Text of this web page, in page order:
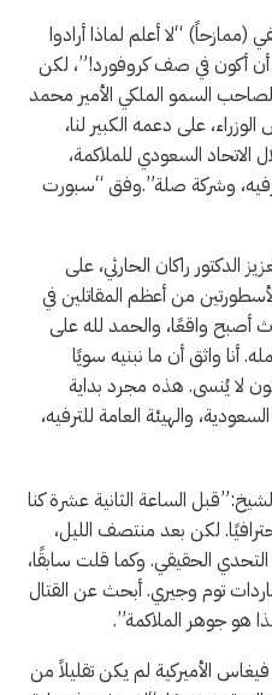
“لا أعلم لماذا أرادوا
أن أكون في صف كروفورد!”، لكن
السمو الملكي الأمير محمد
على دعمه الكبير لنا،
الاتحاد السعودي للملاكمة،
وشركة صلة”.وفق “سبورت
راكان الحارثي، على
من أعظم المقاتلين في
أصبح واقعًا، والحمد لله على
أنا واثق أن ما نبنيه سويًا
لا يُنسى. هذه مجرد بداية
والهيئة العامة للترفيه،
الساعة الثانية عشرة كنا
لكن بعد منتصف الليل،
الحقيقي. وكما قلت سابقًا،
توم وجيري. أبحث عن القتال
هو جوهر الملاكمة”.
الأميركية لم يكن تقليلاً من